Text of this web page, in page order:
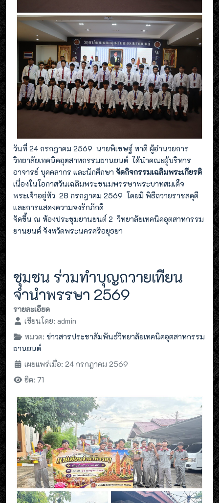
วันที่ 24 กรกฎาคม 2569 นายพิเชษฐ์ หาดี ผู้อำนวยการ
วิทยาลัยเทคนิคอุตสาหกรรมยานยนต์ ได้นำคณะผู้บริหาร
อาจารย์ บุคคลากร และนักศึกษา จัดกิจกรรมเฉลิมพระเกียรติ
เนื่องในโอกาสวันเฉลิมพระชนมพรรษาพระบาทสมเด็จ
พระเจ้าอยู่หัว 28 กรกฎาคม 2569 โดยมี พิธีถวายราชสดุดี
และการแสดงความจงรักภักดี
จัดขึ้น ณ ห้องประชุมยานยนต์ 2 วิทยาลัยเทคนิคอุตสาหกรรม
ยานยนต์ จังหวัดพระนครศรีอยุธยา
ชุมชน ร่วมทำบุญถวายเทียน
จำนำพรรษา 2569
รายละเอียด
เขียนโดย: admin
หมวด: ข่าวสารประชาสัมพันธ์วิทยาลัยเทคนิคอุตสาหกรรม
ยานยนต์
เผยแพร่เมื่อ: 24 กรกฎาคม 2569
ฮิต: 71